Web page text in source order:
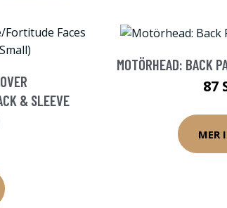
& SLEEVE
MOTÖRHEAD: BACK
87
MER